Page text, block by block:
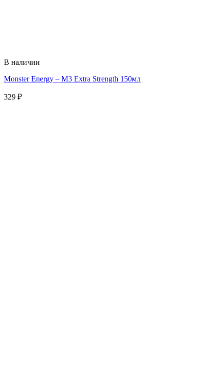
В наличии
Monster Energy – M3 Extra Strength 150мл
329 ₽